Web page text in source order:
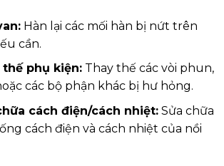
Hàn lại các mối hàn bị nứt trên
cần.
thế phụ kiện: Thay thế các vòi phun,
các bộ phận khác bị hư hỏng.
cách điện/cách nhiệt: Sửa chữa
cách điện và cách nhiệt của nồi